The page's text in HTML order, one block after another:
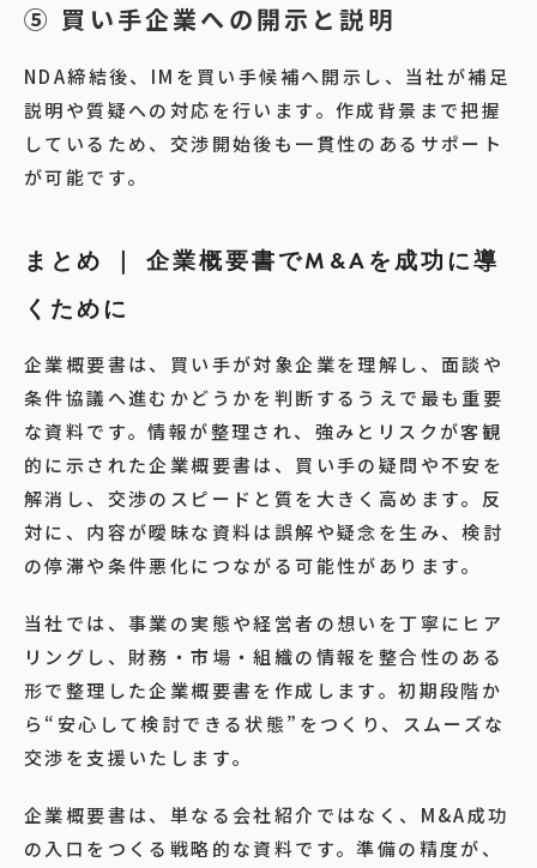
⑤ 買い手企業への開示と説明
NDA締結後、IMを買い手候補へ開示し、当社が補足
説明や質疑への対応を行います。作成背景まで把握
しているため、交渉開始後も一貫性のあるサポート
が可能です。
まとめ ｜ 企業概要書でM&Aを成功に導
くために
企業概要書は、買い手が対象企業を理解し、面談や
条件協議へ進むかどうかを判断するうえで最も重要
な資料です。情報が整理され、強みとリスクが客観
的に示された企業概要書は、買い手の疑問や不安を
解消し、交渉のスピードと質を大きく高めます。反
対に、内容が曖昧な資料は誤解や疑念を生み、検討
の停滞や条件悪化につながる可能性があります。
当社では、事業の実態や経営者の想いを丁寧にヒア
リングし、財務・市場・組織の情報を整合性のある
形で整理した企業概要書を作成します。初期段階か
ら“安心して検討できる状態”をつくり、スムーズな
交渉を支援いたします。
企業概要書は、単なる会社紹介ではなく、M&A成功
の入口をつくる戦略的な資料です。準備の精度が、